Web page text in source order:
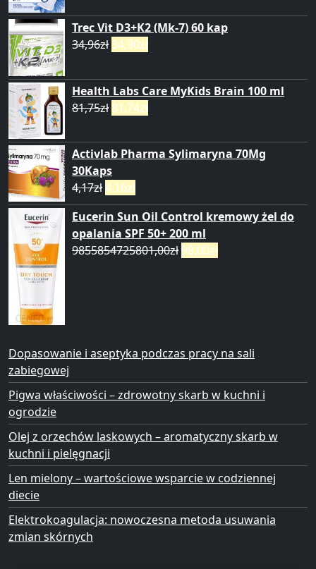
Trec Vit D3+K2 (Mk-7) 60 kap
34,96zł 34,90zł
Health Labs Care MyKids Brain 100 ml
81,75zł 81,74zł
Activlab Pharma Sylimaryna 70Mg
30Kaps
4,17zł4,16zł
Eucerin Sun Oil Control kremowy żel do
opalania SPF 50+ 200 ml
9855854725801,00zł 98,00zł
Dopasowanie i aseptyka podczas pracy na sali
zabiegowej
Pigwa właściwości – zdrowotny skarb w kuchni i
ogrodzie
Olej z orzechów laskowych – aromatyczny skarb w
kuchni i pielęgnacji
Len mielony – wartościowe wsparcie w codziennej
diecie
Elektrokoagulacja: nowoczesna metoda usuwania
zmian skórnych